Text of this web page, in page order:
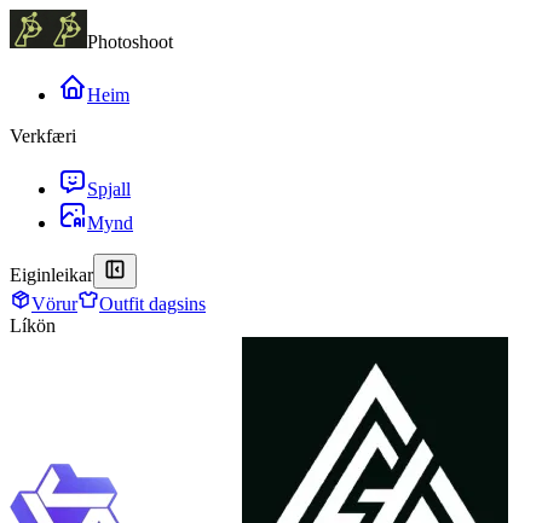
Photoshoot
Heim
Verkfæri
Spjall
Mynd
Eiginleikar
Vörur
Outfit dagsins
Líkön